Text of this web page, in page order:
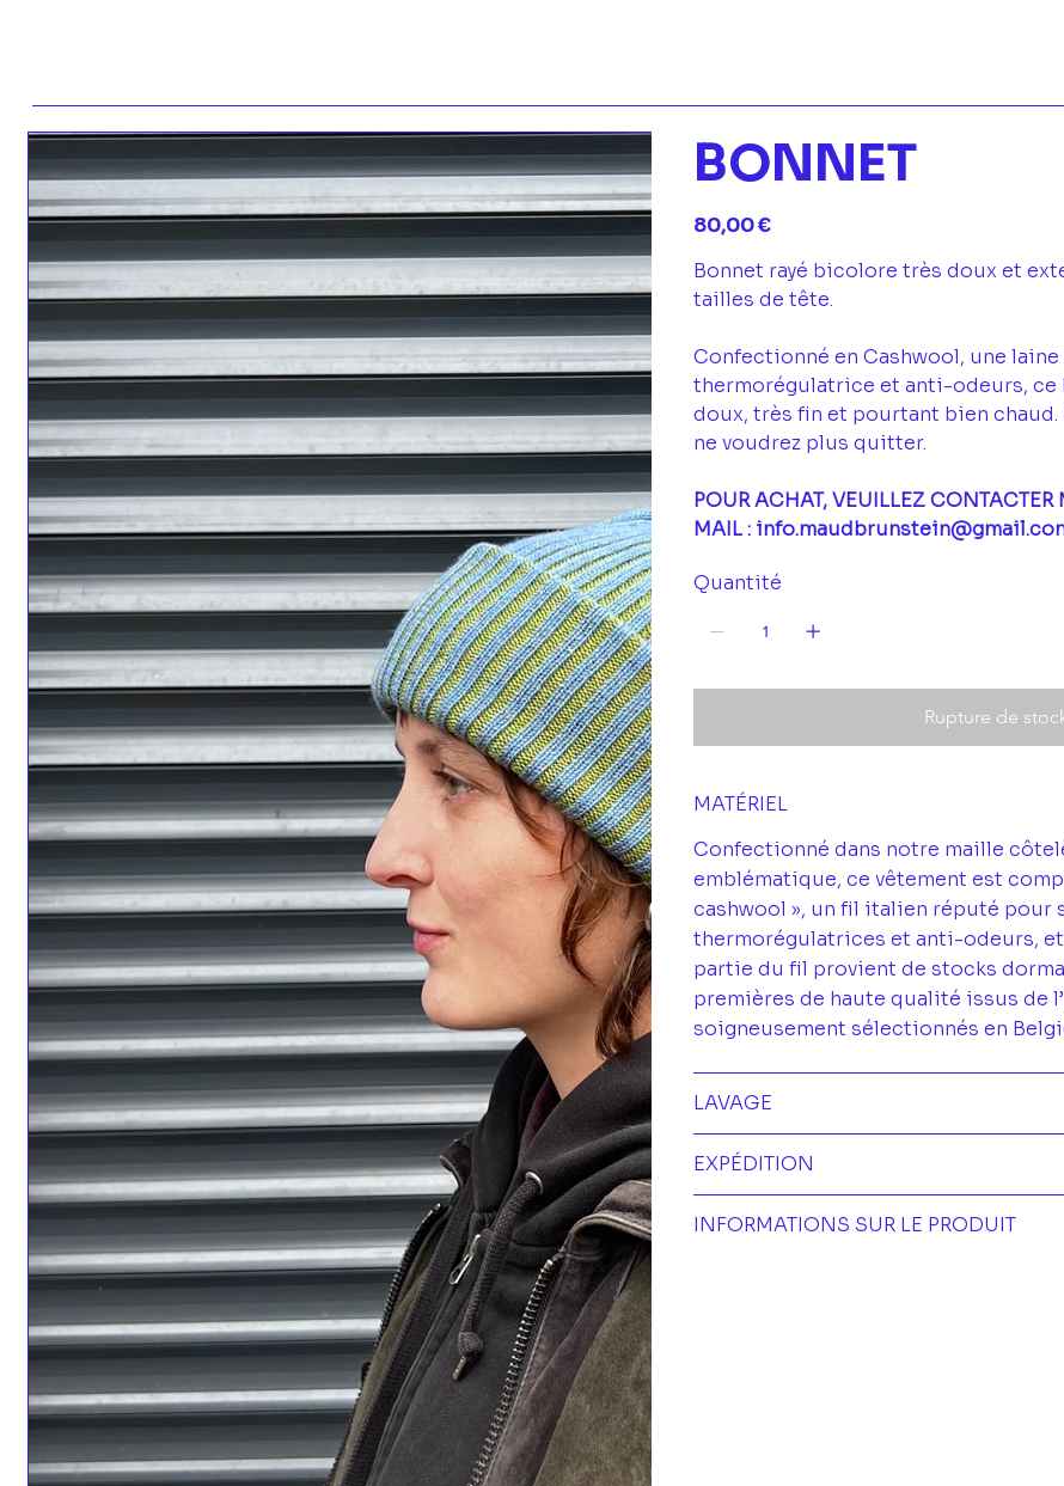
BONNET
Prix
80,00 €
Bonnet rayé bicolore très doux et
tailles de tête.
Confectionné en Cashwool, une
thermorégulatrice et anti-odeurs, ce
doux, très fin et pourtant bien
ne voudrez plus quitter.
POUR ACHAT, VEUILLEZ
MAIL :
Quantité
Rupture de
MATÉRIEL
Confectionné dans notre maille
emblématique, ce vêtement est
cashwool », un fil italien réputé pour
thermorégulatrices et anti-odeurs, et
partie du fil provient de stocks
premières de haute qualité issus de
soigneusement sélectionnés en
LAVAGE
EXPÉDITION
INFORMATIONS SUR LE PRODUIT